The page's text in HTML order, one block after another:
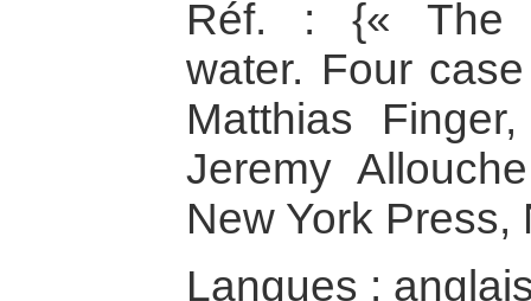
Réf. : {« The
water. Four
Matthias
Jeremy
New York Press,
Langues :